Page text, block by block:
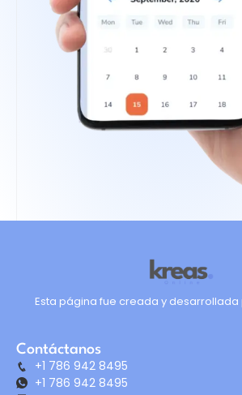
Esta página fue creada y desarrollada
Contáctanos
+1 786 942 8495
+1 786 942 8495